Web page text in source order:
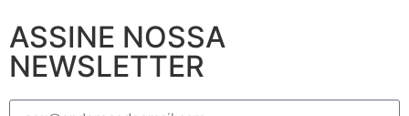
ASSINE NOSSA
NEWSLETTER